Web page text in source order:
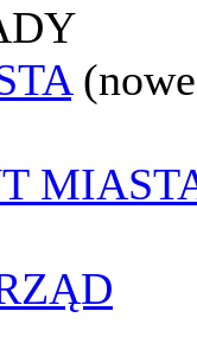
(nowe